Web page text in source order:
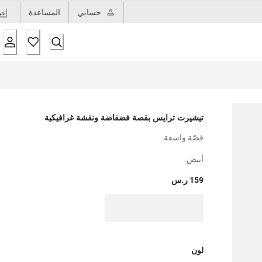
حسابي المساعدة
تيشيرت ترايس بقصة فضفاضة ونقشة غرافيكية
قصّة واسعة
أبيض
159 ر.س
لون